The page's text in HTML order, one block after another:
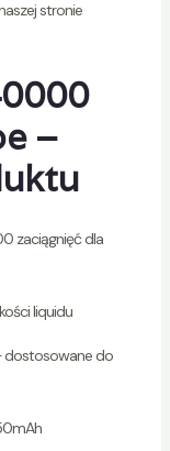
stronie
–
zaciągnięć dla
liquidu
dostosowane do